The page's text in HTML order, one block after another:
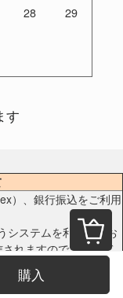
購入
28 29
す
）、銀行振込をご利用
システムを利用してお
れますので、どうぞ
ください。